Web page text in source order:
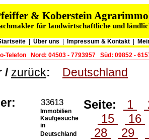
& Koberstein
für landwirtschaftliche und
Über uns Impressum & Kontakt
Telefon
Nord: 04503 - 7793957 Süd: 09852 -
/ zurück: Deutschland
33613
Immobilien
Kaufgesuche
in
Deutschland
Seite: 1
15
16
28
29